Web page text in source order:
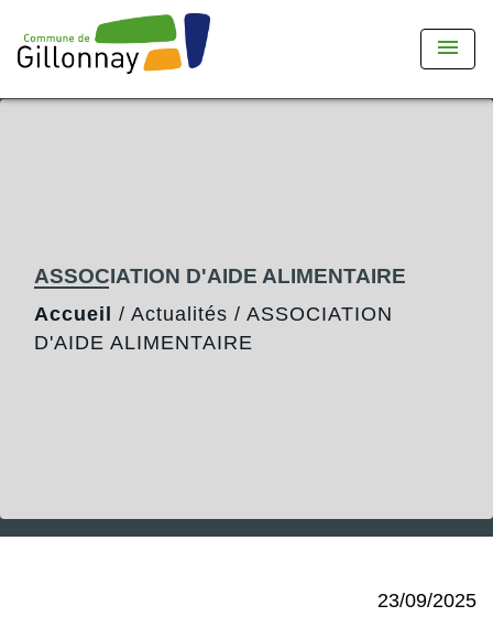
menu
ASSOCIATION D'AIDE ALIMENTAIRE
Accueil / Actualités / ASSOCIATION
D'AIDE ALIMENTAIRE
23/09/2025